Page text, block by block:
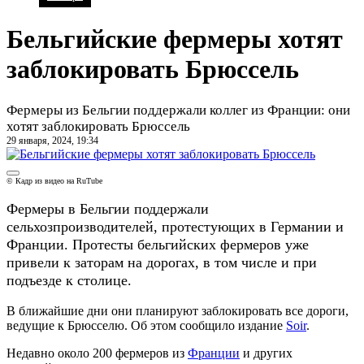
Бельгийские фермеры хотят
заблокировать Брюссель
Фермеры из Бельгии поддержали коллег из Франции: они
хотят заблокировать Брюссель
29 января, 2024, 19:34
© Кадр из видео на RuTube
Фермеры в Бельгии поддержали
сельхозпроизводителей, протестующих в Германии и
Франции. Протесты бельгийских фермеров уже
привели к заторам на дорогах, в том числе и при
подъезде к столице.
В ближайшие дни они планируют заблокировать все дороги,
ведущие к Брюсселю. Об этом сообщило издание Soir.
Недавно около 200 фермеров из Франции и других